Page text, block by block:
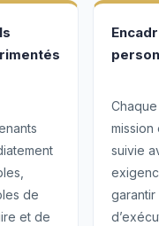
de
et de
Chaque
mission
suivie
garantir